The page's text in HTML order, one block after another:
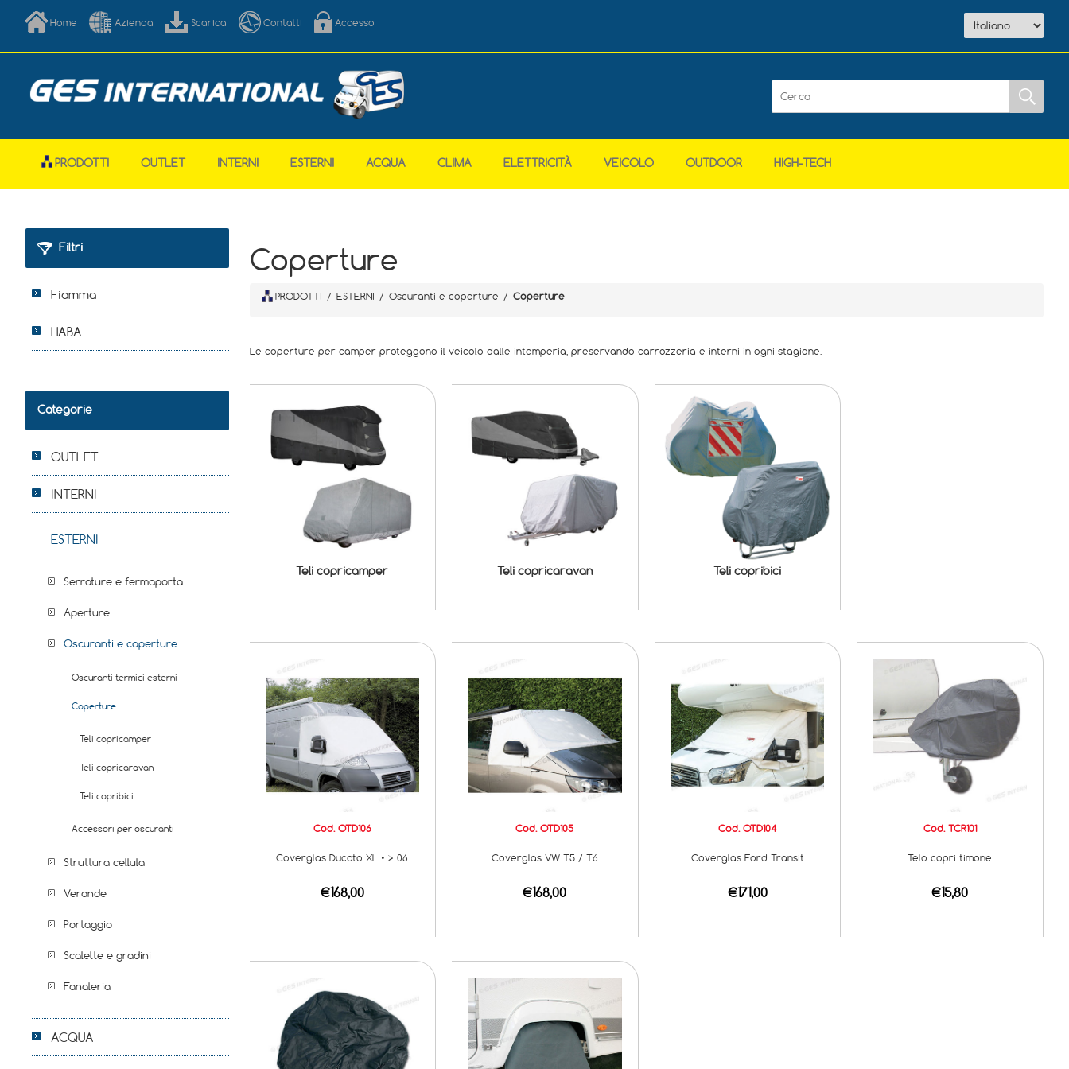
Home Azienda Scarica Contatti Accesso
PRODOTTI OUTLET INTERNI ESTERNI ACQUA CLIMA ELETTRICITÀ VEICOLO OUTDOOR HIGH-TECH
Coperture
PRODOTTI / ESTERNI / Oscuranti e coperture / Coperture
Le coperture per camper proteggono il veicolo dalle intemperia, preservando carrozzeria e interni in ogni stagione.
Teli copricamper Teli copricaravan Teli copribici
Cod. OTD106
Coverglas Ducato XL • > 06
€168,00
Cod. OTD105
Coverglas VW T5 / T6
€168,00
Cod. OTD104
Coverglas Ford Transit
€171,00
Cod. TCR101
Telo copri timone
€15,80
Filtri
Fiamma
HABA
Categorie
OUTLET
INTERNI
ESTERNI
Serrature e fermaporta
Aperture
Oscuranti e coperture
Oscuranti termici esterni
Coperture
Teli copricamper
Teli copricaravan
Teli copribici
Accessori per oscuranti
Struttura cellula
Verande
Portaggio
Scalette e gradini
Fanaleria
ACQUA